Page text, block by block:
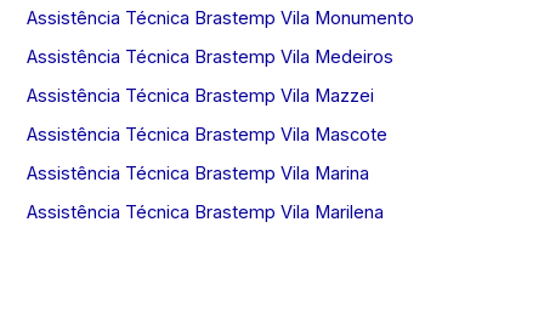
Assistência Técnica Brastemp Vila Monumento
Assistência Técnica Brastemp Vila Medeiros
Assistência Técnica Brastemp Vila Mazzei
Assistência Técnica Brastemp Vila Mascote
Assistência Técnica Brastemp Vila Marina
Assistência Técnica Brastemp Vila Marilena